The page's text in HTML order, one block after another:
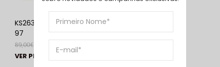
KS2632 Preto | ABF-
97
89,00€
VER PRODUTO